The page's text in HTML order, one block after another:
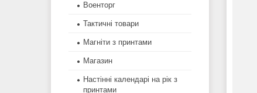
Военторг
Тактичні товари
Магніти з принтами
Магазин
Настінні календарі на рік з
принтами